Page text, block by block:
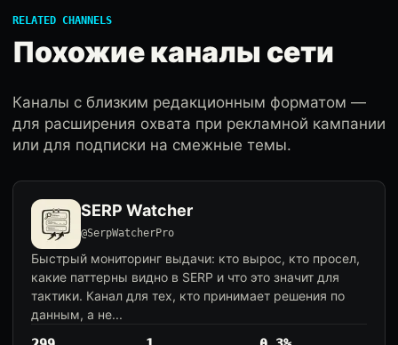
RELATED CHANNELS
Похожие каналы сети
Каналы с близким редакционным форматом —
для расширения охвата при рекламной кампании
или для подписки на смежные темы.
SERP Watcher
@SerpWatcherPro
Быстрый мониторинг выдачи: кто вырос, кто просел,
какие паттерны видно в SERP и что это значит для
тактики. Канал для тех, кто принимает решения по
данным, а не...